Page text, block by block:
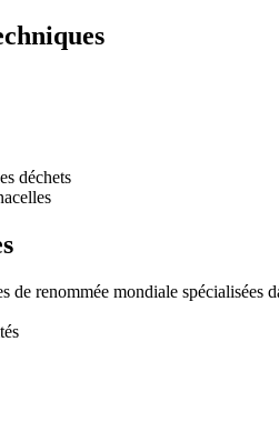
déchets
de renommée mondiale spécialisées